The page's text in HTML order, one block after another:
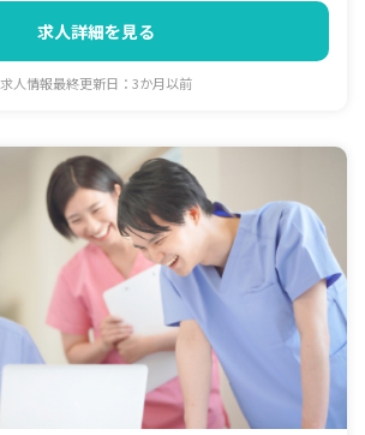
求人詳細を見る
求人情報最終更新日：3か月以前